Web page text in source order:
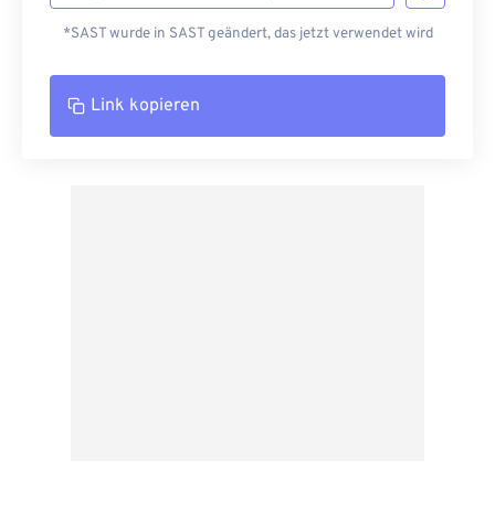
*SAST wurde in SAST geändert, das jetzt verwendet wird
Link kopieren